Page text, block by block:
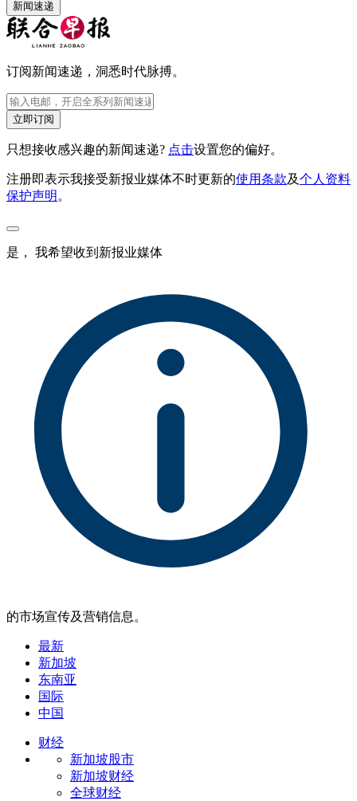
新闻速递
订阅新闻速递，洞悉时代脉搏。
立即订阅
只想接收感兴趣的新闻速递? 点击设置您的偏好。
注册即表示我接受新报业媒体不时更新的使用条款及个人资料
保护声明。
是， 我希望收到新报业媒体
的市场宣传及营销信息。
最新
新加坡
东南亚
国际
中国
财经
新加坡股市
新加坡财经
全球财经